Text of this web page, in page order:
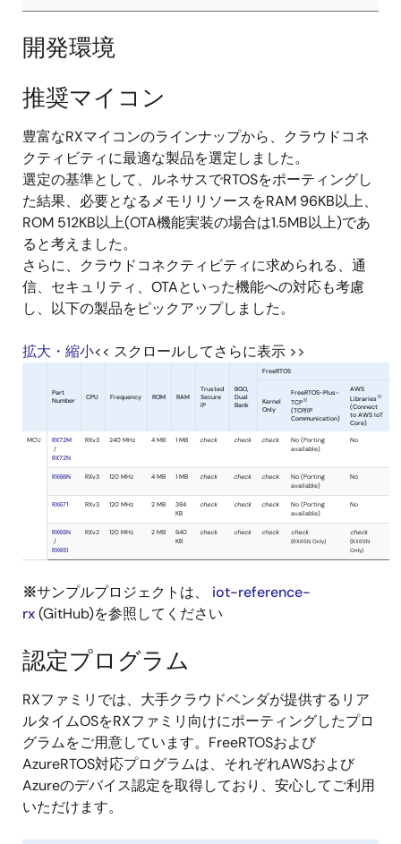
ボ
ー
ド
外
ボード
名
通信制御 Dashboard
画
CK-
v2
Wi-Fi AWS AWS
Ethernet(※3) - AWS
開発環境
推奨マイコン
豊富なRXマイコンのラインナップから、クラウドコネ
クティビティに最適な製品を選定しました。
選定の基準として、ルネサスでRTOSをポーティングし
た結果、必要となるメモリリソースをRAM 96KB以上、
ROM 512KB以上(OTA機能実装の場合は1.5MB以上)であ
ると考えました。
さらに、クラウドコネクティビティに求められる、通
信、セキュリティ、OTAといった機能への対応も考慮
し、以下の製品をピックアップしました。
拡大・縮小<< スクロールしてさらに表示 >>
※サンプルプロジェクトは、 iot-reference-
rx(GitHub)を参照してください
認定プログラム
RXファミリでは、大手クラウドベンダが提供するリア
ルタイムOSをRXファミリ向けにポーティングしたプロ
グラムをご用意しています。FreeRTOSおよび
AzureRTOS対応プログラムは、それぞれAWSおよび
Azureのデバイス認定を取得しており、安心してご利用
いただけます。